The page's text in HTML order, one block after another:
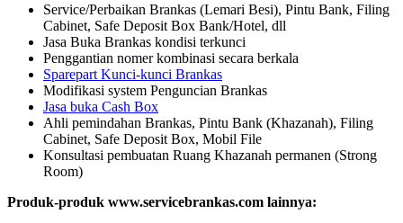
Service/Perbaikan Brankas (Lemari Besi), Pintu Bank, Filing
Cabinet, Safe Deposit Box Bank/Hotel, dll
Jasa Buka Brankas kondisi terkunci
Penggantian nomer kombinasi secara berkala
Sparepart Kunci-kunci Brankas
Modifikasi system Penguncian Brankas
Jasa buka Cash Box
Ahli pemindahan Brankas, Pintu Bank (Khazanah), Filing
Cabinet, Safe Deposit Box, Mobil File
Konsultasi pembuatan Ruang Khazanah permanen (Strong
Room)
Produk-produk www.servicebrankas.com lainnya: